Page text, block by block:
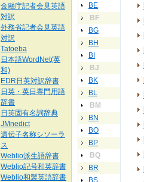
BE
BF
BG
BH
BI
BJ
BK
BL
BM
BN
BO
BP
BQ
BR
BS
金融庁記者会見英語
対訳
外務省記者会見英語
対訳
Tatoeba
日本語WordNet(英
和)
EDR日英対訳辞書
日英・英日専門用語
辞書
日英固有名詞辞典
JMnedict
遺伝子名称シソーラ
ス
Weblio派生語辞書
Weblio記号和英辞書
Weblio和製英語辞書